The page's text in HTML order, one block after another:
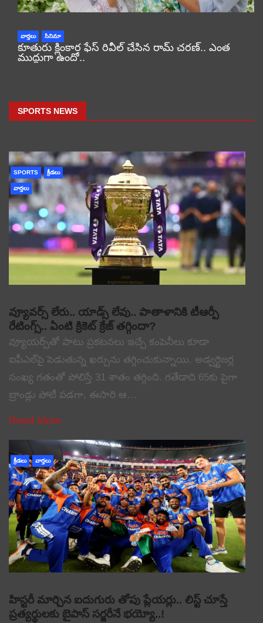
వార్తలు సినిమా
కూతురు క్లింకార ఫేస్ రివీల్ చేసిన రామ్ చరణ్.. ఎంత
ముద్దుగా ఉందో..
SPORTS NEWS
SPORTS క్రీడలు
వార్తలు
వ్యూవర్స్ లేరు.. యాడ్స్ లేవు.. పాతాళానికి టీఆర్పీ
రేటింగ్స్.. ఏంటి క్రికెట్ క్రేజ్ తగ్గిందా?
వ్యూయర్స్‌తో పాటు ప్రకటనలు ఇచ్చే కంపెనీలు కూడా
ఐపీఎల్‌పై పెడుతున్న ఖర్చును తగ్గించుకున్నాయి. అడ్వర్టైజర్ల
సంఖ్య గతంతో పోలిస్తే 31 శాతం తగ్గింది. గతేడాది 65కు పైగా
బ్రాండ్లు పోటీ పడగా, ఈసారి ఆ…
Read More
క్రీడలు వార్తలు
హిస్టరీ మార్చిన ఐదుగురు తోపు ప్లేయర్లు.. లిస్ట్ చూస్తే
ప్రత్యర్థులకు బైపాస్ సర్జరీనే భయ్యో..!